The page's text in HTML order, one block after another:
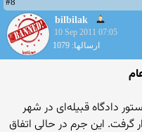
bilbilak
10 Sep 2011 07:05
ارسالها: 1079
به‌دستور دادگاه قبیله‌ای در شهر
گرفت. این جرم در حالی اتفاق